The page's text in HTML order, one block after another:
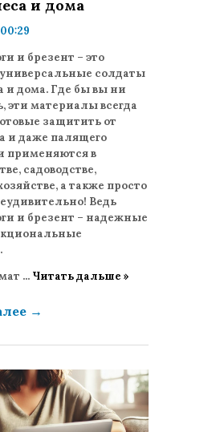
и дома
0
и брезент – это
солдаты
и дома. Где бы вы ни
эти материалы всегда
защитить от
и даже палящего
применяются в
садоводстве,
а также просто
Ведь
и брезент – надежные
... Читать дальше »
→